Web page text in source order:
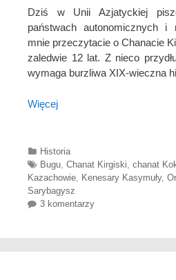
Dziś w Unii Azjatyckiej
państwach autonomicznych i
mnie przeczytacie o Chanacie
zaledwie 12 lat. Z nieco
wymaga burzliwa XIX-wieczna
Więcej
Categories
Historia
Tags
Bugu Chanat Kirgiski chanat
Kazachowie Kenesary Kasymuły,
Sarybagysz
3 komentarzy